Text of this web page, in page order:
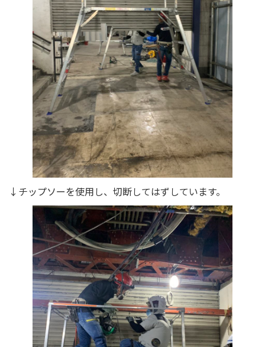
↓チップソーを使用し、切断してはずしています。